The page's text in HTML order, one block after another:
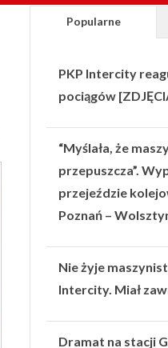
Popularne
PKP Intercity
pociągów
“Myślała, że
przepuszcza”.
przejeździe
Poznań –
Nie żyje
Intercity. Miał
Dramat na stacji